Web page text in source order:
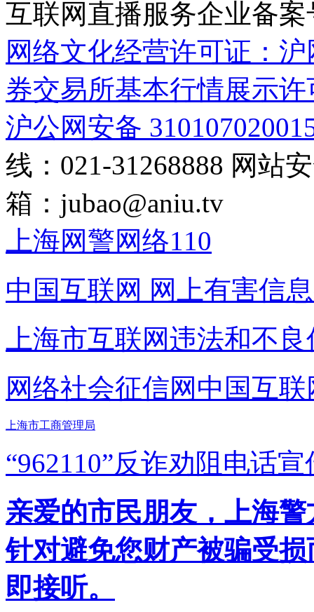
互联网直播服务企业备案
网络文化经营许可证：
券交易所基本行情展示许
沪公网安备
线：021-31268888 网站
箱： jubao@aniu.tv
上海网警网络110
中国互联网 网上有害信
上海市互联网违法和不
网络社会征信网 中国互
上海市工商管理局
“962110”反诈劝阻电话宣
亲爱的市民朋友，上海
针对避免您财产被骗受
即接听。